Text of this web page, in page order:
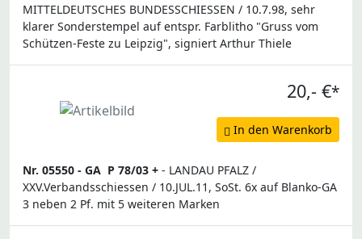
MITTELDEUTSCHES BUNDESSCHIESSEN / 10.7.98, sehr
klarer Sonderstempel auf entspr. Farblitho "Gruss vom
Schützen-Feste zu Leipzig", signiert Arthur Thiele
20,- €*
In den Warenkorb
Nr. 05550 - GA P 78/03 + - LANDAU PFALZ /
XXV.Verbandsschiessen / 10.JUL.11, SoSt. 6x auf Blanko-GA
3 neben 2 Pf. mit 5 weiteren Marken